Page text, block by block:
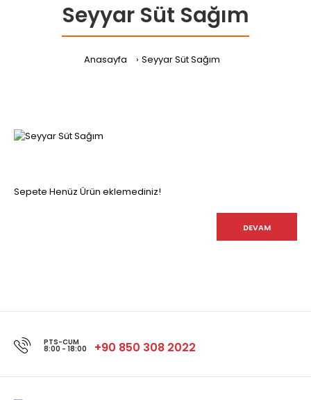
Seyyar Süt Sağım
Anasayfa Seyyar Süt Sağım
Sepete Henüz Ürün eklemediniz!
DEVAM
PTS-CUM
8:00 - 18:00 +90 850 308 2022